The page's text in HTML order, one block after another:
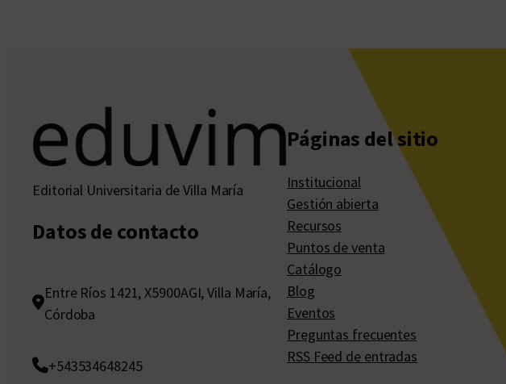
Editorial Universitaria de Villa María
Datos de contacto
Entre Ríos 1421, X5900AGI, Villa María,
Córdoba
+543534648245
Páginas del sitio
Institucional
Gestión abierta
Recursos
Puntos de venta
Catálogo
Blog
Eventos
Preguntas frecuentes
RSS Feed de entradas